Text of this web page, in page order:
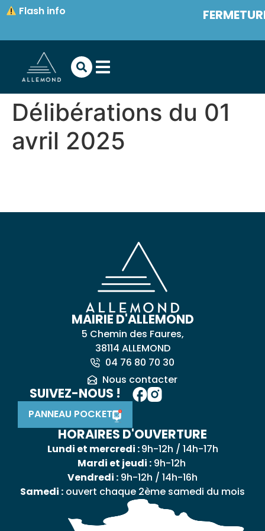
principal
Flash info
Délibérations du 01
avril 2025
MAIRIE D'ALLEMOND
5 Chemin des Faures,
38114 ALLEMOND
04 76 80 70 30
Nous contacter
SUIVEZ-NOUS !
PANNEAU POCKET
HORAIRES D'OUVERTURE
Lundi et mercredi :9h-12h / 14h-17h
Mardi et jeudi :9h-12h
Vendredi : 9h-12h / 14h-16h
Samedi : ouvert chaque 2ème samedi du mois